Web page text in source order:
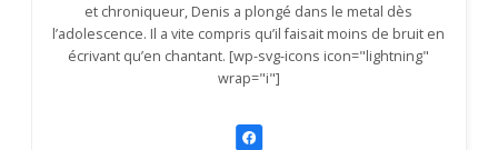
et chroniqueur, Denis a plongé dans le metal dès
l’adolescence. Il a vite compris qu’il faisait moins de bruit en
écrivant qu’en chantant. [wp-svg-icons icon="lightning"
wrap="i"]